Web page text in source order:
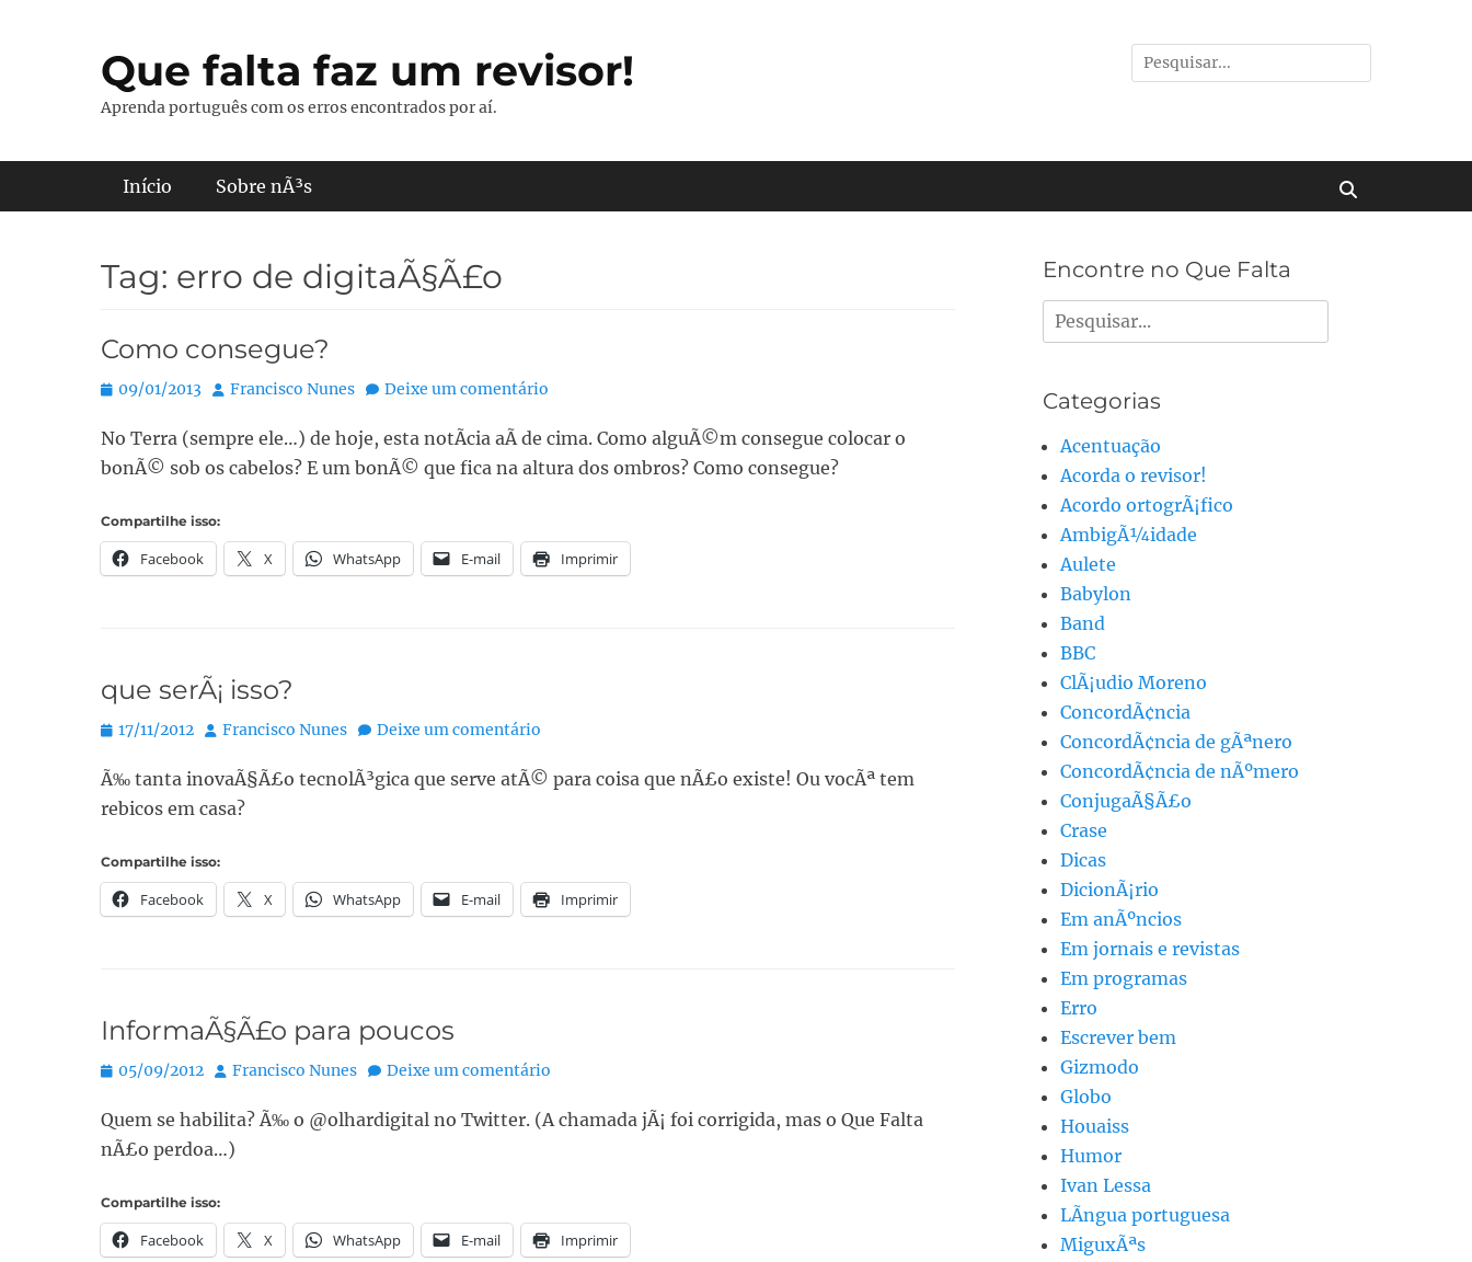
Que falta faz um revisor!
Aprenda português com os erros encontrados por aí.
Pesquisar
por:
Menu principal
Início Sobre nÃ³s
Tag: erro de digitaÃ§Ã£o
Como consegue?
Posted
09/01/2013 Autor:
Francisco Nunes Deixe um comentário
No Terra (sempre ele…) de hoje, esta notÃ­cia aÃ­ de cima. Como alguÃ©m consegue colocar o
bonÃ© sob os cabelos? E um bonÃ© que fica na altura dos ombros? Como consegue?
Compartilhe isso:
Facebook X WhatsApp E-mail Imprimir
que serÃ¡ isso?
Posted
17/11/2012 Autor:
Francisco Nunes Deixe um comentário
Ã‰ tanta inovaÃ§Ã£o tecnolÃ³gica que serve atÃ© para coisa que nÃ£o existe! Ou vocÃª tem
rebicos em casa?
Compartilhe isso:
Facebook X WhatsApp E-mail Imprimir
InformaÃ§Ã£o para poucos
Posted
05/09/2012 Autor:
Francisco Nunes Deixe um comentário
Quem se habilita? Ã‰ o @olhardigital no Twitter. (A chamada jÃ¡ foi corrigida, mas o Que Falta
nÃ£o perdoa…)
Compartilhe isso:
Facebook X WhatsApp E-mail Imprimir
Encontre no Que Falta
Pesquisar
por:
Categorias
Acentuação
Acorda o revisor!
Acordo ortogrÃ¡fico
AmbigÃ¼idade
Aulete
Babylon
Band
BBC
ClÃ¡udio Moreno
ConcordÃ¢ncia
ConcordÃ¢ncia de gÃªnero
ConcordÃ¢ncia de nÃºmero
ConjugaÃ§Ã£o
Crase
Dicas
DicionÃ¡rio
Em anÃºncios
Em jornais e revistas
Em programas
Erro
Escrever bem
Gizmodo
Globo
Houaiss
Humor
Ivan Lessa
LÃ­ngua portuguesa
MiguxÃªs